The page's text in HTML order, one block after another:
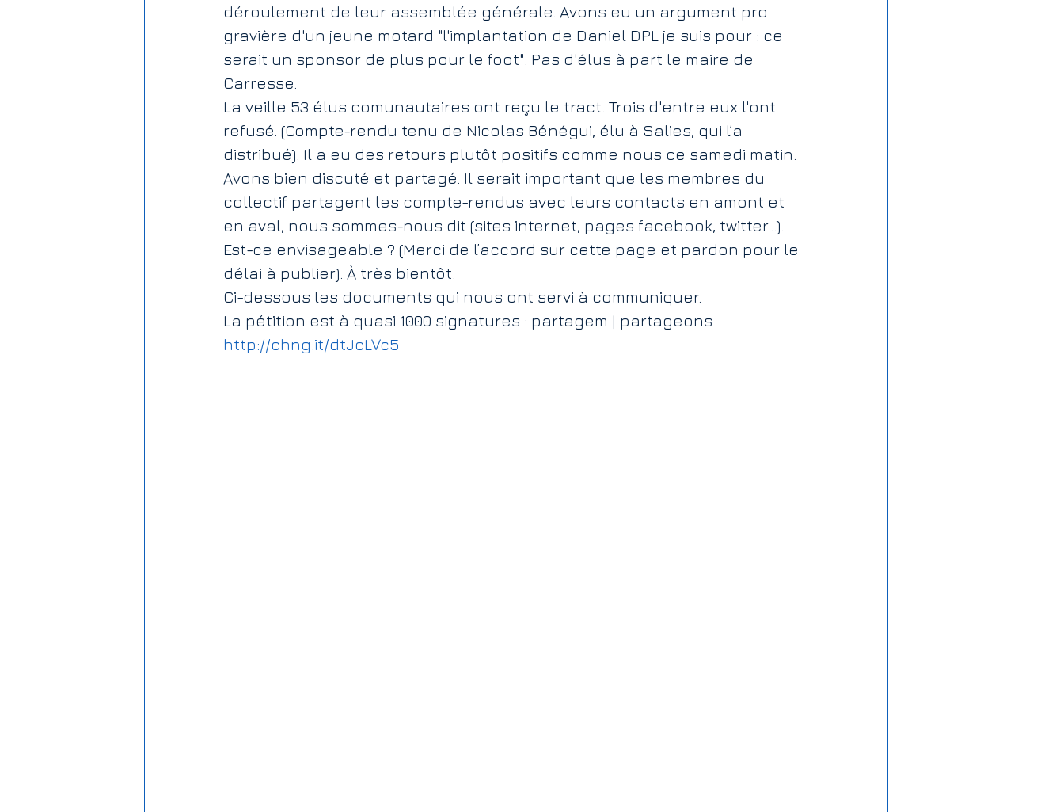
Elections | Eleccions Salies Transport Solidarité PLU CAC 40
Caméra de surveillance
Subventions aux associations France Thermes
déroulement de leur assemblée générale. Avons eu un argument pro
gravière d'un jeune motard "l'implantation de Daniel DPL je suis pour : ce
serait un sponsor de plus pour le foot". Pas d'élus à part le maire de
Carresse.
La veille 53 élus comunautaires ont reçu le tract. Trois d'entre eux l'ont
refusé. (Compte-rendu tenu de Nicolas Bénégui, élu à Salies, qui l’a
distribué). Il a eu des retours plutôt positifs comme nous ce samedi matin.
Avons bien discuté et partagé. Il serait important que les membres du
collectif partagent les compte-rendus avec leurs contacts en amont et
en aval, nous sommes-nous dit (sites internet, pages facebook, twitter...).
Est-ce envisageable ? (Merci de l’accord sur cette page et pardon pour le
délai à publier). À très bientôt.
Ci-dessous les documents qui nous ont servi à communiquer.
La pétition est à quasi 1000 signatures : partagem | partageons
http://chng.it/dtJcLVc5